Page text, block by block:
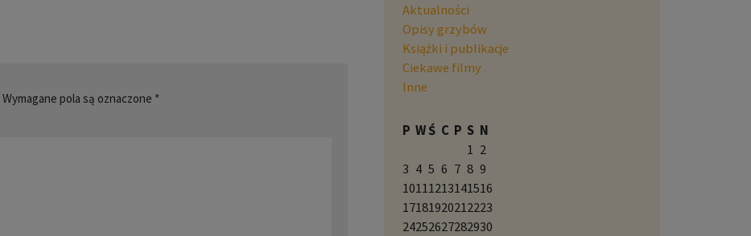
Wymagane pola są oznaczone *
Aktualności
Opisy grzybów
Książki i publikacje
Ciekawe filmy
Inne
P W Ś C P S N
1 2
3 4 5 6 7 8 9
10111213141516
17181920212223
24252627282930